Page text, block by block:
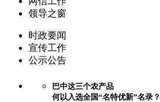
领导之窗
时政要闻
宣传工作
公示公告
巴中这三个农产品
何以入选全国“名特优新”名录？